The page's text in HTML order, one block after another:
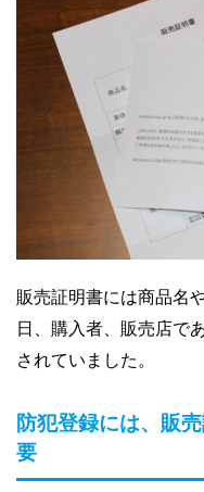
販売証明書には商品名
日、購入者、販売店で
されていました。
防犯登録には、販
要